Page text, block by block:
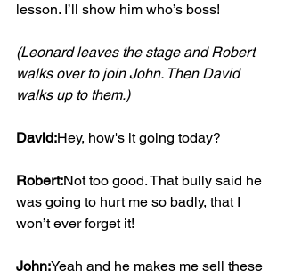
lesson. I’ll show him who’s boss!
(Leonard leaves the stage and Robert
walks over to join John. Then David
walks up to them.)
David:Hey, how's it going today?
Robert:Not too good. That bully said he
was going to hurt me so badly, that I
won’t ever forget it!
John:Yeah and he makes me sell these